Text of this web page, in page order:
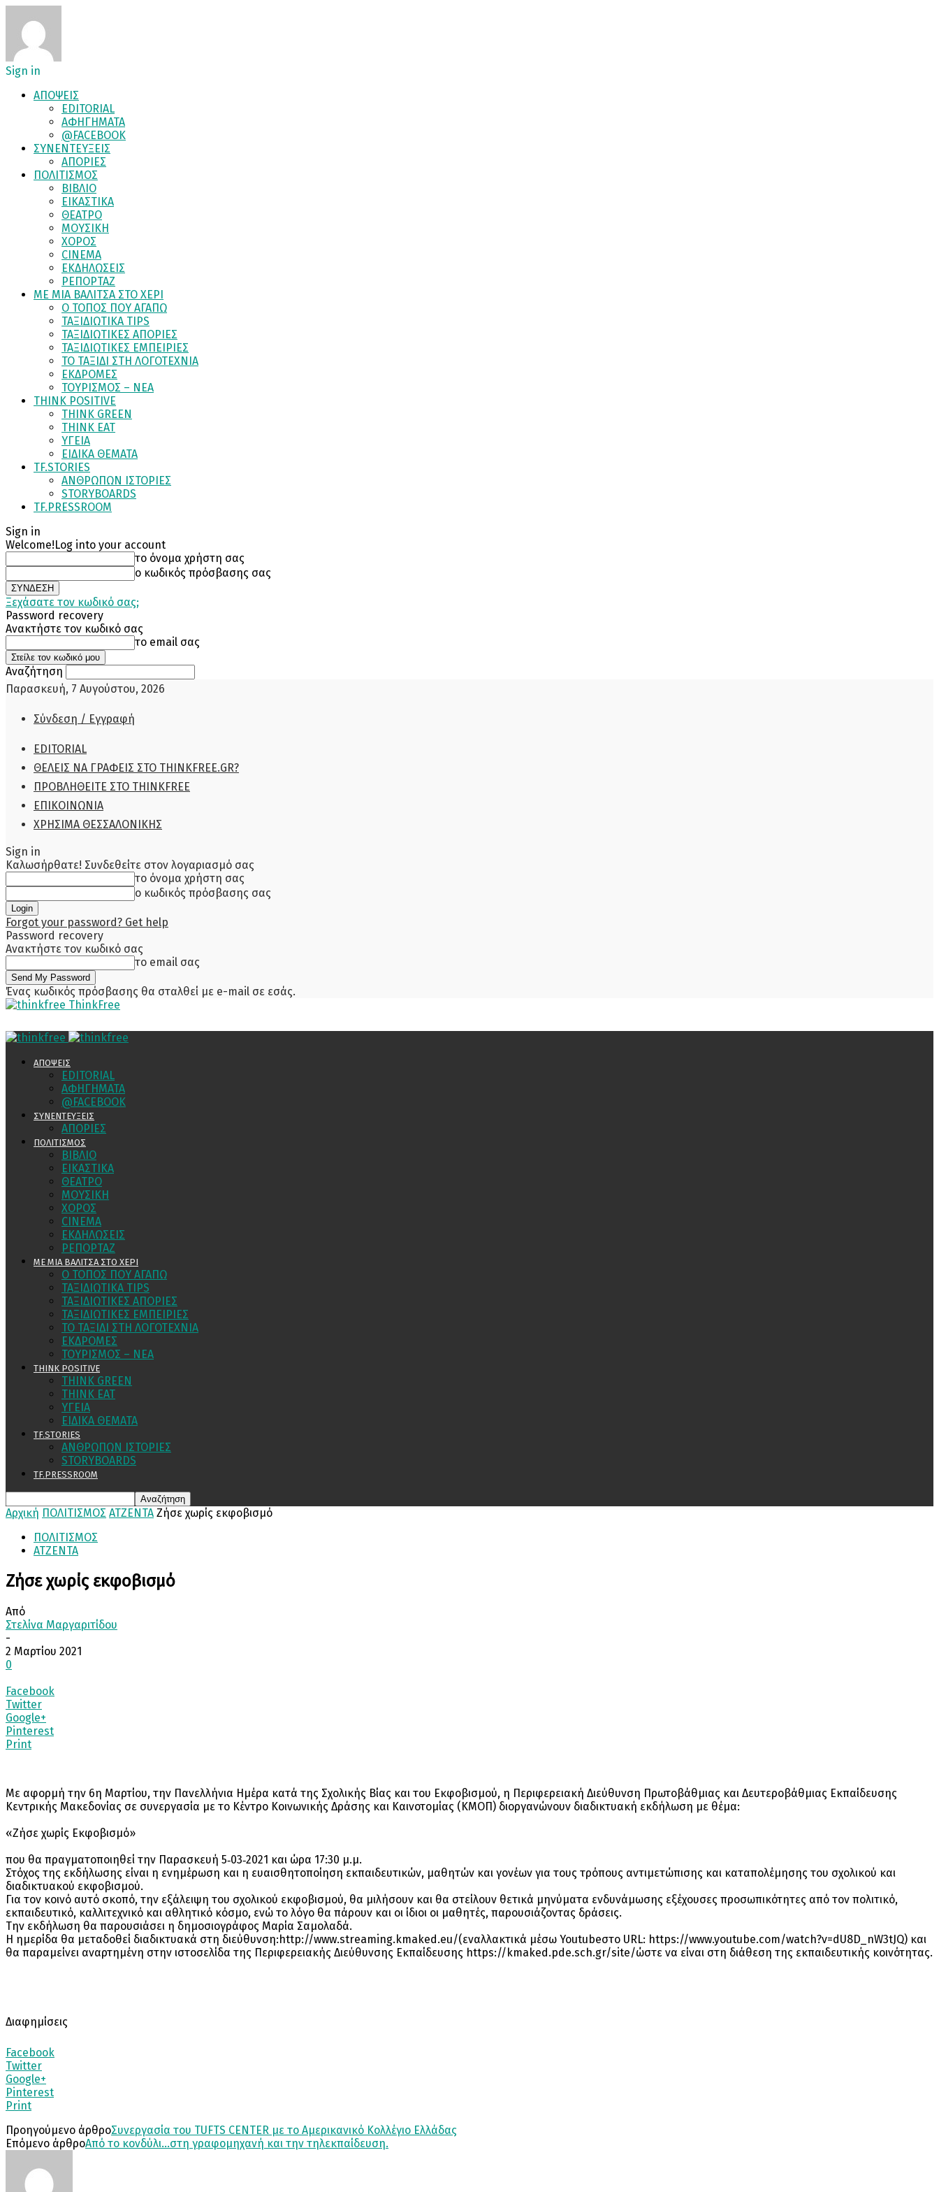
Sign in
ΑΠΟΨΕΙΣ
EDITORIAL
ΑΦΗΓΗΜΑΤΑ
@FACEBOOK
ΣΥΝΕΝΤΕΥΞΕΙΣ
ΑΠΟΡΙΕΣ
ΠΟΛΙΤΙΣΜΟΣ
ΒΙΒΛΙΟ
ΕΙΚΑΣΤΙΚΑ
ΘΕΑΤΡΟ
ΜΟΥΣΙΚΗ
ΧΟΡΟΣ
CINEMA
ΕΚΔΗΛΩΣΕΙΣ
ΡΕΠΟΡΤΑΖ
ΜΕ ΜΙΑ ΒΑΛΙΤΣΑ ΣΤΟ ΧΕΡΙ
Ο ΤΟΠΟΣ ΠΟΥ ΑΓΑΠΩ
ΤΑΞΙΔΙΩΤΙΚΑ TIPS
ΤΑΞΙΔΙΩΤΙΚΕΣ ΑΠΟΡΙΕΣ
ΤΑΞΙΔΙΩΤΙΚΕΣ ΕΜΠΕΙΡΙΕΣ
ΤΟ ΤΑΞΙΔΙ ΣΤΗ ΛΟΓΟΤΕΧΝΙΑ
ΕΚΔΡΟΜΕΣ
ΤΟΥΡΙΣΜΟΣ – ΝΕΑ
THINK POSITIVE
THINK GREEN
THINK EAT
ΥΓΕΙΑ
ΕΙΔΙΚΑ ΘΕΜΑΤΑ
TF.STORIES
ΑΝΘΡΩΠΩΝ ΙΣΤΟΡΙΕΣ
STORYBOARDS
TF.PRESSROOM
Sign in
Welcome!Log into your account
το όνομα χρήστη σας
ο κωδικός πρόσβασης σας
Ξεχάσατε τον κωδικό σας;
Password recovery
Ανακτήστε τον κωδικό σας
το email σας
Αναζήτηση
Παρασκευή, 7 Αυγούστου, 2026
Σύνδεση / Εγγραφή
EDITORIAL
ΘΕΛΕΙΣ ΝΑ ΓΡΑΦΕΙΣ ΣΤΟ THINKFREE.GR?
ΠΡΟΒΛΗΘΕΙΤΕ ΣΤΟ THINKFREE
ΕΠΙΚΟΙΝΩΝΙΑ
ΧΡΗΣΙΜΑ ΘΕΣΣΑΛΟΝΙΚΗΣ
Sign in
Καλωσήρθατε! Συνδεθείτε στον λογαριασμό σας
το όνομα χρήστη σας
ο κωδικός πρόσβασης σας
Forgot your password? Get help
Password recovery
Ανακτήστε τον κωδικό σας
το email σας
Ένας κωδικός πρόσβασης θα σταλθεί με e-mail σε εσάς.
ThinkFree
ΑΠΟΨΕΙΣ
EDITORIAL
ΑΦΗΓΗΜΑΤΑ
@FACEBOOK
ΣΥΝΕΝΤΕΥΞΕΙΣ
ΑΠΟΡΙΕΣ
ΠΟΛΙΤΙΣΜΟΣ
ΒΙΒΛΙΟ
ΕΙΚΑΣΤΙΚΑ
ΘΕΑΤΡΟ
ΜΟΥΣΙΚΗ
ΧΟΡΟΣ
CINEMA
ΕΚΔΗΛΩΣΕΙΣ
ΡΕΠΟΡΤΑΖ
ΜΕ ΜΙΑ ΒΑΛΙΤΣΑ ΣΤΟ ΧΕΡΙ
Ο ΤΟΠΟΣ ΠΟΥ ΑΓΑΠΩ
ΤΑΞΙΔΙΩΤΙΚΑ TIPS
ΤΑΞΙΔΙΩΤΙΚΕΣ ΑΠΟΡΙΕΣ
ΤΑΞΙΔΙΩΤΙΚΕΣ ΕΜΠΕΙΡΙΕΣ
ΤΟ ΤΑΞΙΔΙ ΣΤΗ ΛΟΓΟΤΕΧΝΙΑ
ΕΚΔΡΟΜΕΣ
ΤΟΥΡΙΣΜΟΣ – ΝΕΑ
THINK POSITIVE
THINK GREEN
THINK EAT
ΥΓΕΙΑ
ΕΙΔΙΚΑ ΘΕΜΑΤΑ
TF.STORIES
ΑΝΘΡΩΠΩΝ ΙΣΤΟΡΙΕΣ
STORYBOARDS
TF.PRESSROOM
Αρχική ΠΟΛΙΤΙΣΜΟΣ ΑΤΖΕΝΤΑ Ζήσε χωρίς εκφοβισμό
ΠΟΛΙΤΙΣΜΟΣ
ΑΤΖΕΝΤΑ
Ζήσε χωρίς εκφοβισμό
Από
Στελίνα Μαργαριτίδου
-
2 Μαρτίου 2021
0
Facebook
Twitter
Google+
Pinterest
Print
Με αφορμή την 6η Μαρτίου, την Πανελλήνια Ημέρα κατά της Σχολικής Βίας και του Εκφοβισμού, η Περιφερειακή Διεύθυνση Πρωτοβάθμιας και Δευτεροβάθμιας Εκπαίδευσης
Κεντρικής Μακεδονίας σε συνεργασία με το Κέντρο Κοινωνικής Δράσης και Καινοτομίας (ΚΜΟΠ) διοργανώνουν διαδικτυακή εκδήλωση με θέμα:
«Ζήσε χωρίς Εκφοβισμό»
που θα πραγματοποιηθεί την Παρασκευή 5‐03‐2021 και ώρα 17:30 μ.μ.
Στόχος της εκδήλωσης είναι η ενημέρωση και η ευαισθητοποίηση εκπαιδευτικών, μαθητών και γονέων για τους τρόπους αντιμετώπισης και καταπολέμησης του σχολικού και
διαδικτυακού εκφοβισμού.
Για τον κοινό αυτό σκοπό, την εξάλειψη του σχολικού εκφοβισμού, θα μιλήσουν και θα στείλουν θετικά μηνύματα ενδυνάμωσης εξέχουσες προσωπικότητες από τον πολιτικό,
εκπαιδευτικό, καλλιτεχνικό και αθλητικό κόσμο, ενώ το λόγο θα πάρουν και οι ίδιοι οι μαθητές, παρουσιάζοντας δράσεις.
Την εκδήλωση θα παρουσιάσει η δημοσιογράφος Μαρία Σαμολαδά.
Η ημερίδα θα μεταδοθεί διαδικτυακά στη διεύθυνση:http://www.streaming.kmaked.eu/(εναλλακτικά μέσω Youtubeστο URL: https://www.youtube.com/watch?v=dU8D_nW3tJQ) και
θα παραμείνει αναρτημένη στην ιστοσελίδα της Περιφερειακής Διεύθυνσης Εκπαίδευσης https://kmaked.pde.sch.gr/site/ώστε να είναι στη διάθεση της εκπαιδευτικής κοινότητας.
Διαφημίσεις
Facebook
Twitter
Google+
Pinterest
Print
Προηγούμενο άρθροΣυνεργασία του TUFTS CENTER με το Αμερικανικό Κολλέγιο Ελλάδας
Επόμενο άρθροΑπό το κονδύλι…στη γραφομηχανή και την τηλεκπαίδευση.